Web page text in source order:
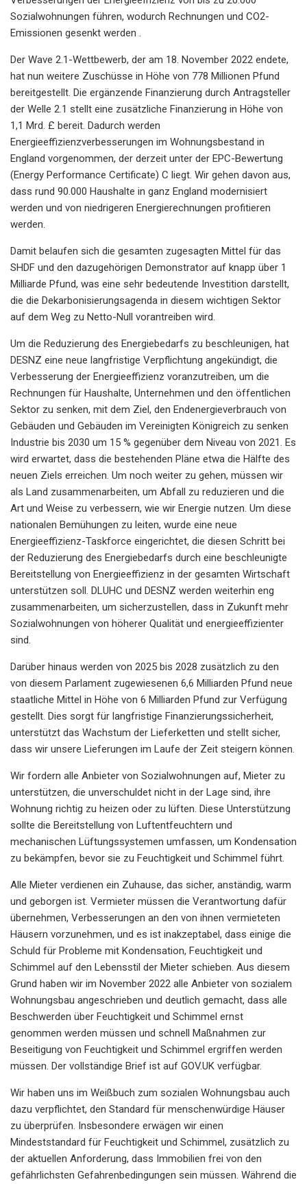
Sozialwohnungen führen, wodurch Rechnungen und CO2-
Emissionen gesenkt werden .
Der Wave 2.1-Wettbewerb, der am 18. November 2022 endete,
hat nun weitere Zuschüsse in Höhe von 778 Millionen Pfund
bereitgestellt. Die ergänzende Finanzierung durch Antragsteller
der Welle 2.1 stellt eine zusätzliche Finanzierung in Höhe von
1,1 Mrd. £ bereit. Dadurch werden
Energieeffizienzverbesserungen im Wohnungsbestand in
England vorgenommen, der derzeit unter der EPC-Bewertung
(Energy Performance Certificate) C liegt. Wir gehen davon aus,
dass rund 90.000 Haushalte in ganz England modernisiert
werden und von niedrigeren Energierechnungen profitieren
werden.
Damit belaufen sich die gesamten zugesagten Mittel für das
SHDF und den dazugehörigen Demonstrator auf knapp über 1
Milliarde Pfund, was eine sehr bedeutende Investition darstellt,
die die Dekarbonisierungsagenda in diesem wichtigen Sektor
auf dem Weg zu Netto-Null vorantreiben wird.
Um die Reduzierung des Energiebedarfs zu beschleunigen, hat
DESNZ eine neue langfristige Verpflichtung angekündigt, die
Verbesserung der Energieeffizienz voranzutreiben, um die
Rechnungen für Haushalte, Unternehmen und den öffentlichen
Sektor zu senken, mit dem Ziel, den Endenergieverbrauch von
Gebäuden und Gebäuden im Vereinigten Königreich zu senken
Industrie bis 2030 um 15 % gegenüber dem Niveau von 2021. Es
wird erwartet, dass die bestehenden Pläne etwa die Hälfte des
neuen Ziels erreichen. Um noch weiter zu gehen, müssen wir
als Land zusammenarbeiten, um Abfall zu reduzieren und die
Art und Weise zu verbessern, wie wir Energie nutzen. Um diese
nationalen Bemühungen zu leiten, wurde eine neue
Energieeffizienz-Taskforce eingerichtet, die diesen Schritt bei
der Reduzierung des Energiebedarfs durch eine beschleunigte
Bereitstellung von Energieeffizienz in der gesamten Wirtschaft
unterstützen soll. DLUHC und DESNZ werden weiterhin eng
zusammenarbeiten, um sicherzustellen, dass in Zukunft mehr
Sozialwohnungen von höherer Qualität und energieeffizienter
sind.
Darüber hinaus werden von 2025 bis 2028 zusätzlich zu den
von diesem Parlament zugewiesenen 6,6 Milliarden Pfund neue
staatliche Mittel in Höhe von 6 Milliarden Pfund zur Verfügung
gestellt. Dies sorgt für langfristige Finanzierungssicherheit,
unterstützt das Wachstum der Lieferketten und stellt sicher,
dass wir unsere Lieferungen im Laufe der Zeit steigern können.
Wir fordern alle Anbieter von Sozialwohnungen auf, Mieter zu
unterstützen, die unverschuldet nicht in der Lage sind, ihre
Wohnung richtig zu heizen oder zu lüften. Diese Unterstützung
sollte die Bereitstellung von Luftentfeuchtern und
mechanischen Lüftungssystemen umfassen, um Kondensation
zu bekämpfen, bevor sie zu Feuchtigkeit und Schimmel führt.
Alle Mieter verdienen ein Zuhause, das sicher, anständig, warm
und geborgen ist. Vermieter müssen die Verantwortung dafür
übernehmen, Verbesserungen an den von ihnen vermieteten
Häusern vorzunehmen, und es ist inakzeptabel, dass einige die
Schuld für Probleme mit Kondensation, Feuchtigkeit und
Schimmel auf den Lebensstil der Mieter schieben. Aus diesem
Grund haben wir im November 2022 alle Anbieter von sozialem
Wohnungsbau angeschrieben und deutlich gemacht, dass alle
Beschwerden über Feuchtigkeit und Schimmel ernst
genommen werden müssen und schnell Maßnahmen zur
Beseitigung von Feuchtigkeit und Schimmel ergriffen werden
müssen. Der vollständige Brief ist auf GOV.UK verfügbar.
Wir haben uns im Weißbuch zum sozialen Wohnungsbau auch
dazu verpflichtet, den Standard für menschenwürdige Häuser
zu überprüfen. Insbesondere erwägen wir einen
Mindeststandard für Feuchtigkeit und Schimmel, zusätzlich zu
der aktuellen Anforderung, dass Immobilien frei von den
gefährlichsten Gefahrenbedingungen sein müssen. Während die